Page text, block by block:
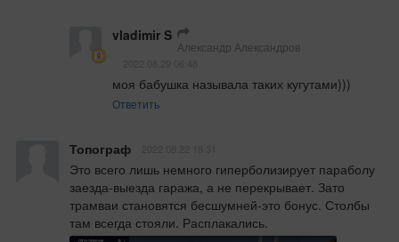
vladimir S
Александр Александров
моя бабушка называла таких кугутами)))
Ответить
Топограф
Это всего лишь немного гиперболизирует параболу
заезда-выезда гаража, а не перекрывает. Зато
трамваи становятся бесшумней-это бонус. Столбы
там всегда стояли. Расплакались.